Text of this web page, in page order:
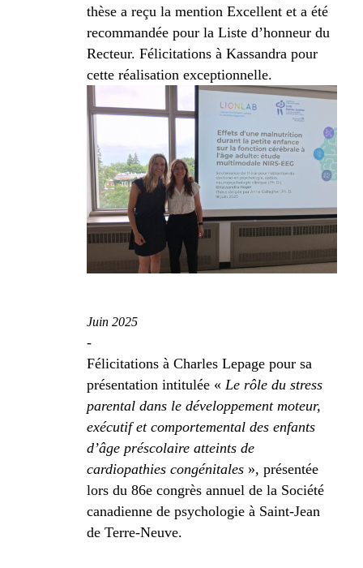
thèse a reçu la mention Excellent et a été
recommandée pour la Liste d’honneur du
Recteur. Félicitations à Kassandra pour
cette réalisation exceptionnelle.
Juin 2025
-
Félicitations à Charles Lepage pour sa
présentation intitulée « Le rôle du stress
parental dans le développement moteur,
exécutif et comportemental des enfants
d’âge préscolaire atteints de
cardiopathies congénitales », présentée
lors du 86e congrès annuel de la Société
canadienne de psychologie à Saint-Jean
de Terre-Neuve.